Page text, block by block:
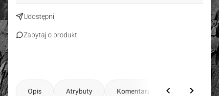
Udostępnij
Zapytaj o produkt
Opis Atrybuty Komentarze